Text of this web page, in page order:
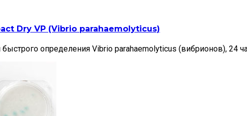
Dry VP (Vibrio parahaemolyticus)
определения Vibrio parahaemolyticus (вибрионов), 24